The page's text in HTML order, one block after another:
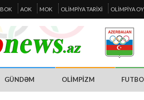
BOK AOK MOK OLIMPIYA TARIXI OLIMPIYA
GÜNDƏM OLIMPIZM